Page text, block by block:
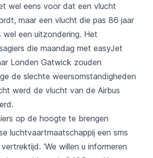
wel eens voor dat een vlucht
maar een vlucht die pas 86 jaar
een uitzondering. Het
die maandag met easyJet
Londen Gatwick zouden
de slechte weersomstandigheden
werd de vlucht van de Airbus
op de hoogte te brengen
luchtvaartmaatschappij een sms
‘We willen u informeren